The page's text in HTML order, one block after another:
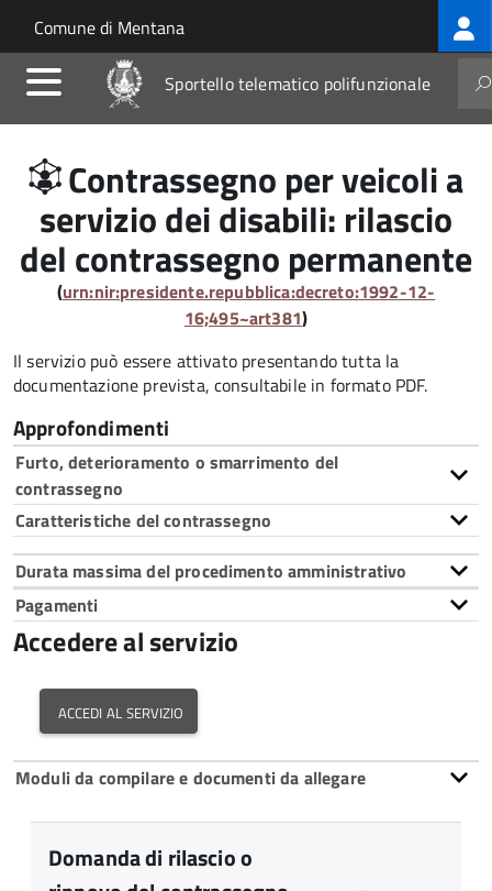
Salta al contenuto principale
Skip to site navigation
Comune di Mentana
Sportello telematico polifunzionale
Contrassegno per veicoli a
servizio dei disabili: rilascio
del contrassegno permanente
(urn:nir:presidente.repubblica:decreto:1992-12-
16;495~art381)
Il servizio può essere attivato presentando tutta la
documentazione prevista, consultabile in formato PDF.
Approfondimenti
Furto, deterioramento o smarrimento del
contrassegno
Caratteristiche del contrassegno
Durata massima del procedimento amministrativo
Pagamenti
Accedere al servizio
accedi al servizio
Moduli da compilare e documenti da allegare
Domanda di rilascio o